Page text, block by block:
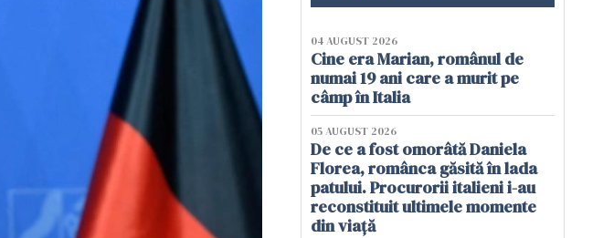
04 AUGUST 2026
Cine era Marian, românul de
numai 19 ani care a murit pe
câmp în Italia
05 AUGUST 2026
De ce a fost omorâtă Daniela
Florea, românca găsită în lada
patului. Procurorii italieni i-au
reconstituit ultimele momente
din viață